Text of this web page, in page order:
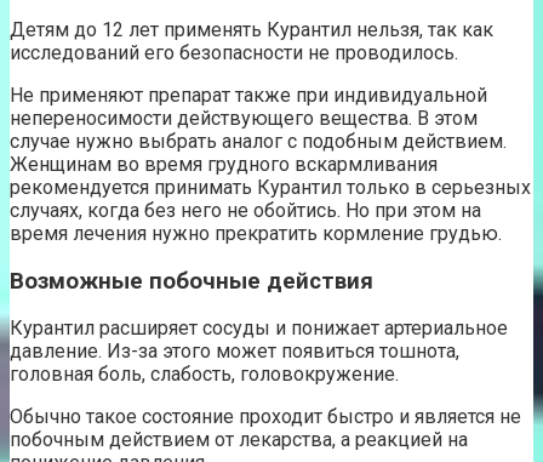
Детям до 12 лет применять Курантил нельзя, так как
исследований его безопасности не проводилось.
Не применяют препарат также при индивидуальной
непереносимости действующего вещества. В этом
случае нужно выбрать аналог с подобным действием.
Женщинам во время грудного вскармливания
рекомендуется принимать Курантил только в серьезных
случаях, когда без него не обойтись. Но при этом на
время лечения нужно прекратить кормление грудью.
Возможные побочные действия
Курантил расширяет сосуды и понижает артериальное
давление. Из-за этого может появиться тошнота,
головная боль, слабость, головокружение.
Обычно такое состояние проходит быстро и является не
побочным действием от лекарства, а реакцией на